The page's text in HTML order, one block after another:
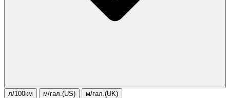
л/100км м/гал.(US) м/гал.(UK)